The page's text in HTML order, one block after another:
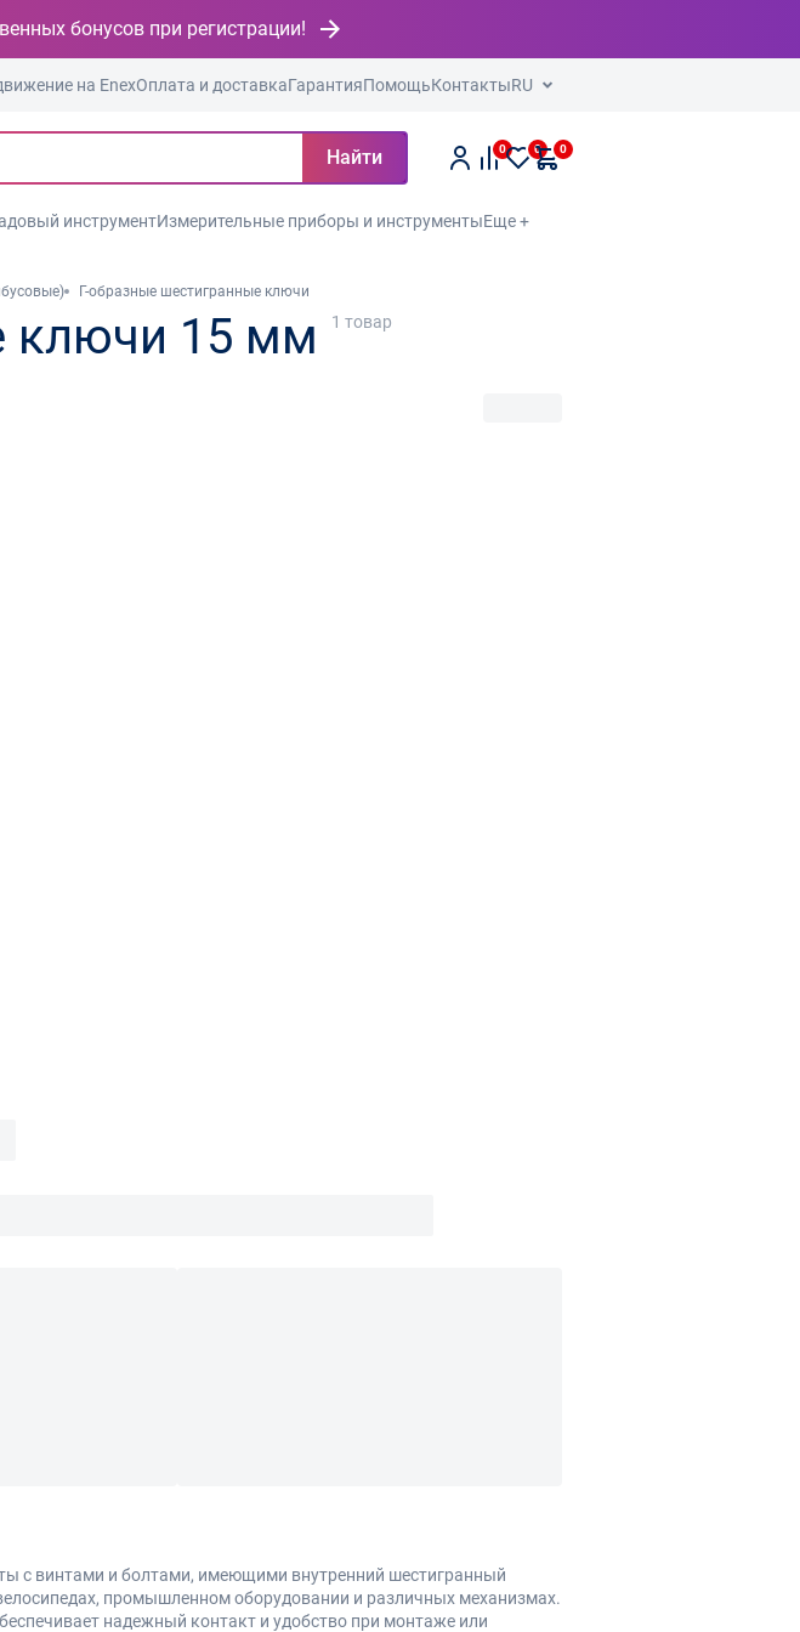
бонусов при регистрации!
на EnexОплата и доставкаГарантияПомощьКонтактыRU
Найти 0 0 0
инструментИзмерительные приборы и инструментыЕще +
Г-образные шестигранные ключи
ключи 15 мм 1 товар
с винтами и болтами, имеющими внутренний шестигранный
промышленном оборудовании и различных механизмах.
надежный контакт и удобство при монтаже или